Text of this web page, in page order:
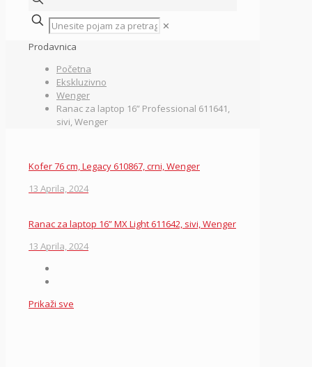
✕
Prodavnica
Početna
Ekskluzivno
Wenger
Ranac za laptop 16” Professional 611641,
sivi, Wenger
Kofer 76 cm, Legacy 610867, crni, Wenger
13 Aprila, 2024
Ranac za laptop 16” MX Light 611642, sivi, Wenger
13 Aprila, 2024
Prikaži sve